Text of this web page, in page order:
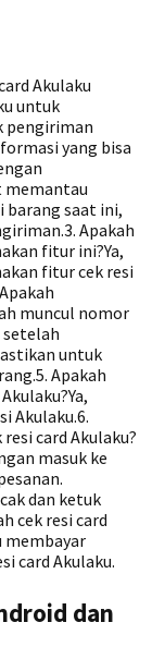
Akulaku
untuk
pengiriman
yang bisa
memantau
saat ini,
Apakah
fitur ini?Ya,
fitur cek resi
muncul nomor
setelah
untuk
Apakah
Akulaku.6.
card Akulaku?
masuk ke
dan ketuk
cek resi card
membayar
card Akulaku.
dan